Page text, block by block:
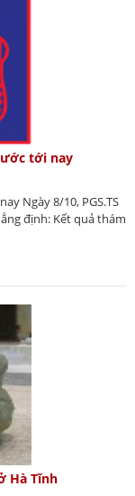
tới nay
Ngày 8/10, PGS.TS
định: Kết quả thám
Hà Tĩnh